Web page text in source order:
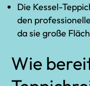
Die Kessel-
den
da sie große
Wie